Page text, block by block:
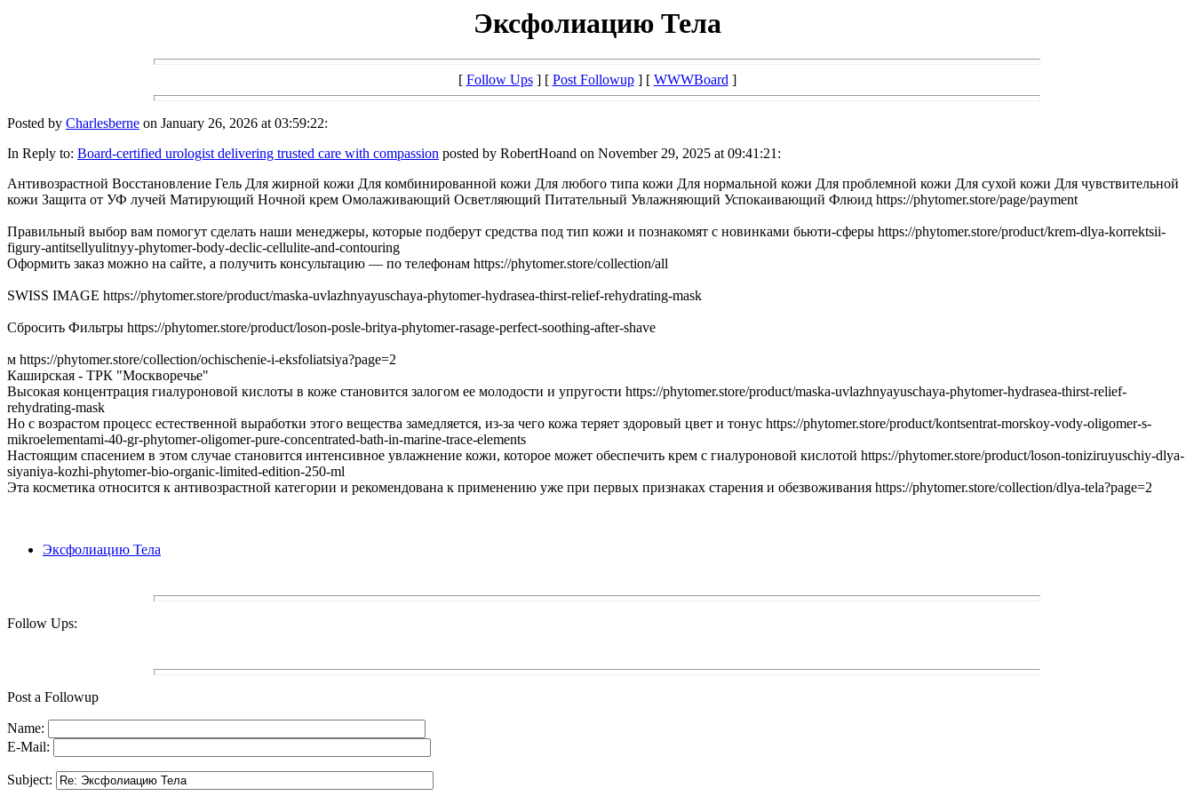
Эксфолиацию Тела
[ Follow Ups] [ Post Followup] [ WWWBoard]
Posted by Charlesberne on January 26, 2026 at 03:59:22:
In Reply to: Board-certified urologist delivering trusted care with compassion posted by RobertHoand on November 29, 2025 at 09:41:21:
Антивозрастной Восстановление Гель Для жирной кожи Для комбинированной кожи Для любого типа кожи Для нормальной кожи Для проблемной кожи Для сухой кожи Для чувствительной
кожи Защита от УФ лучей Матирующий Ночной крем Омолаживающий Осветляющий Питательный Увлажняющий Успокаивающий Флюид https://phytomer.store/page/payment
Правильный выбор вам помогут сделать наши менеджеры, которые подберут средства под тип кожи и познакомят с новинками бьюти-сферы https://phytomer.store/product/krem-dlya-korrektsii-
figury-antitsellyulitnyy-phytomer-body-declic-cellulite-and-contouring
Оформить заказ можно на сайте, а получить консультацию — по телефонам https://phytomer.store/collection/all
SWISS IMAGE https://phytomer.store/product/maska-uvlazhnyayuschaya-phytomer-hydrasea-thirst-relief-rehydrating-mask
Сбросить Фильтры https://phytomer.store/product/loson-posle-britya-phytomer-rasage-perfect-soothing-after-shave
м https://phytomer.store/collection/ochischenie-i-eksfoliatsiya?page=2
Каширская - ТРК "Москворечье"
Высокая концентрация гиалуроновой кислоты в коже становится залогом ее молодости и упругости https://phytomer.store/product/maska-uvlazhnyayuschaya-phytomer-hydrasea-thirst-relief-
rehydrating-mask
Но с возрастом процесс естественной выработки этого вещества замедляется, из-за чего кожа теряет здоровый цвет и тонус https://phytomer.store/product/kontsentrat-morskoy-vody-oligomer-s-
mikroelementami-40-gr-phytomer-oligomer-pure-concentrated-bath-in-marine-trace-elements
Настоящим спасением в этом случае становится интенсивное увлажнение кожи, которое может обеспечить крем с гиалуроновой кислотой https://phytomer.store/product/loson-toniziruyuschiy-dlya-
siyaniya-kozhi-phytomer-bio-organic-limited-edition-250-ml
Эта косметика относится к антивозрастной категории и рекомендована к применению уже при первых признаках старения и обезвоживания https://phytomer.store/collection/dlya-tela?page=2
Эксфолиацию Тела
Follow Ups:
Post a Followup
Name:
E-Mail:
Subject: